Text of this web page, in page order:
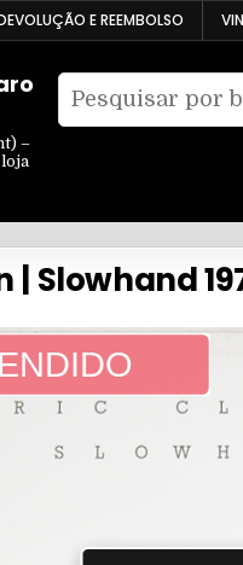
E REEMBOLSO
–
Pesquisar
Filtrar
| Slowhand